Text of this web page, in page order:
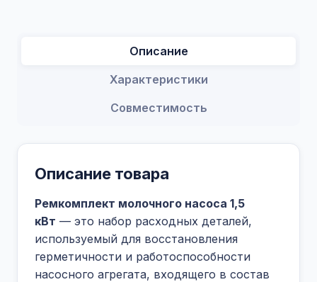
Описание
Характеристики
Совместимость
Описание товара
Ремкомплект молочного насоса 1,5
кВт — это набор расходных деталей,
используемый для восстановления
герметичности и работоспособности
насосного агрегата, входящего в состав